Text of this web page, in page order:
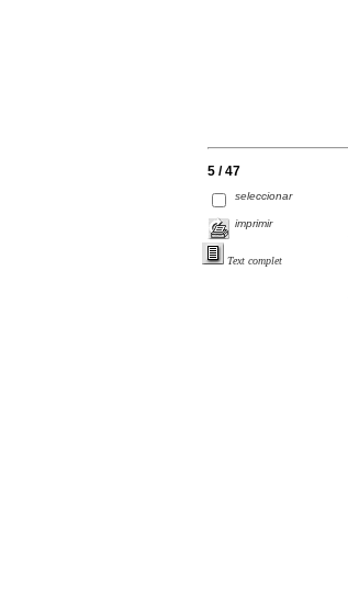
5 / 47
seleccionar
imprimir
Text complet